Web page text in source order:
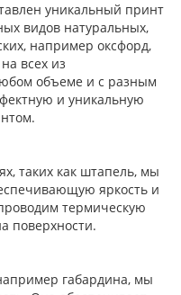
уникальный принт
видов натуральных,
например оксфорд,
всех из
объеме и с разным
и уникальную
таких как штапель, мы
яркость и
термическую
поверхности.
габардина, мы